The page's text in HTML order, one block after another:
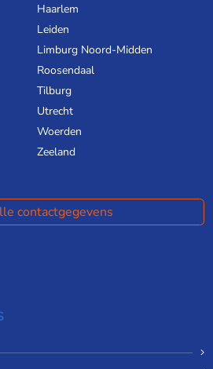
Haarlem
Leiden
Limburg Noord-Midden
Roosendaal
Tilburg
Utrecht
Woerden
Zeeland
contactgegevens